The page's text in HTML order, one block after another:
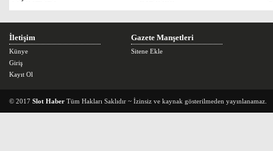
İletişim
Künye
Giriş
Kayıt Ol
Gazete Manşetleri
Sitene Ekle
© 2017 Slot Haber Tüm Hakları Saklıdır ~ İzinsiz ve kaynak gösterilmeden yayınlanamaz.